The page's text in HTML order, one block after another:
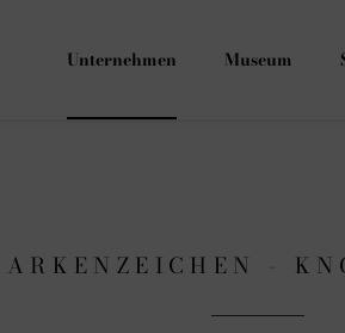
Unternehmen Museum
-